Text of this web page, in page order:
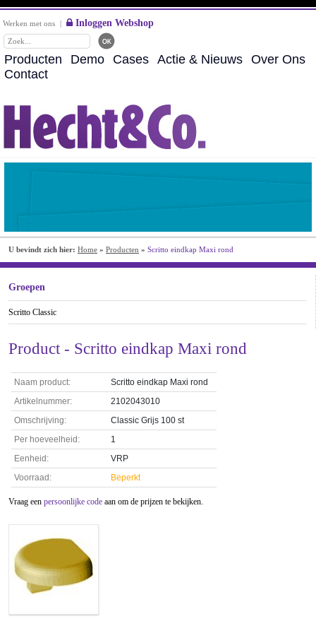
Werken met ons | Inloggen Webshop
Producten Demo Cases Actie & Nieuws Over Ons
Contact
U bevindt zich hier: Home » Producten » Scritto eindkap Maxi rond
Groepen
Scritto Classic
Product - Scritto eindkap Maxi rond
Naam product:
Scritto eindkap Maxi rond
Artikelnummer:
2102043010
Omschrijving:
Classic Grijs 100 st
Per hoeveelheid:
1
Eenheid:
VRP
Voorraad:
Beperkt
Vraag een persoonlijke code aan om de prijzen te bekijken.